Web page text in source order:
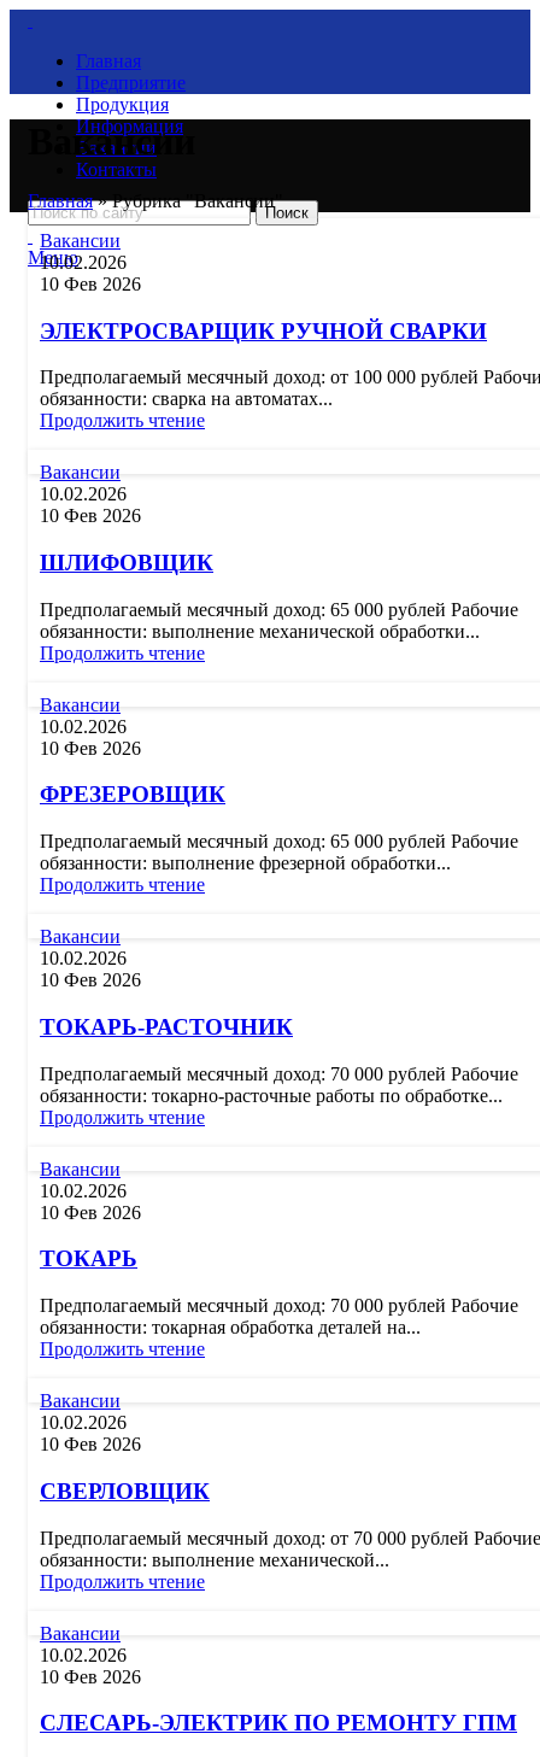
Главная
Предприятие
Продукция
Информация
Вакансии
Контакты
Поиск
Меню
Вакансии
Главная»Рубрика "Вакансии"
Вакансии
10.02.2026
10 Фев 2026
ЭЛЕКТРОСВАРЩИК РУЧНОЙ СВАРКИ
Предполагаемый месячный доход: от 100 000 рублей
обязанности: сварка на автоматах...
Продолжить чтение
Вакансии
10.02.2026
10 Фев 2026
ШЛИФОВЩИК
Предполагаемый месячный доход: 65 000 рублей Рабочие
обязанности: выполнение механической обработки...
Продолжить чтение
Вакансии
10.02.2026
10 Фев 2026
ФРЕЗЕРОВЩИК
Предполагаемый месячный доход: 65 000 рублей Рабочие
обязанности: выполнение фрезерной обработки...
Продолжить чтение
Вакансии
10.02.2026
10 Фев 2026
ТОКАРЬ-РАСТОЧНИК
Предполагаемый месячный доход: 70 000 рублей Рабочие
обязанности: токарно-расточные работы по обработке...
Продолжить чтение
Вакансии
10.02.2026
10 Фев 2026
ТОКАРЬ
Предполагаемый месячный доход: 70 000 рублей Рабочие
обязанности: токарная обработка деталей на...
Продолжить чтение
Вакансии
10.02.2026
10 Фев 2026
СВЕРЛОВЩИК
Предполагаемый месячный доход: от 70 000 рублей Рабочие
обязанности: выполнение механической...
Продолжить чтение
Вакансии
10.02.2026
10 Фев 2026
СЛЕСАРЬ-ЭЛЕКТРИК ПО РЕМОНТУ ГПМ